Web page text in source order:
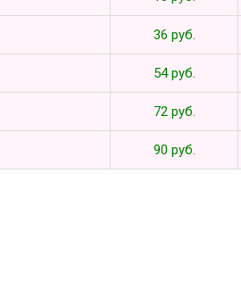
36 руб.
54 руб.
72 руб.
90 руб.